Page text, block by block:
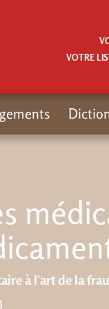
à l'art de la
VOTRE